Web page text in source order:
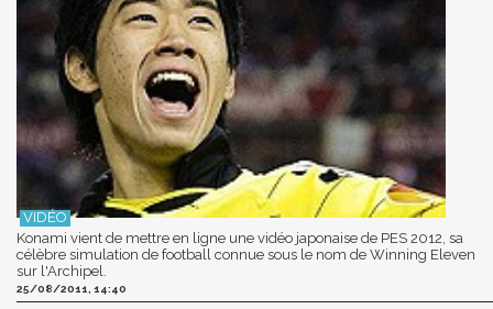
Konami vient de mettre en ligne une vidéo japonaise de PES 2012, sa
célèbre simulation de football connue sous le nom de Winning Eleven
sur l'Archipel.
25/08/2011, 14:40